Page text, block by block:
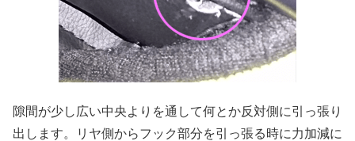
隙間が少し広い中央よりを通して何とか反対側に引っ張り
出します。リヤ側からフック部分を引っ張る時に力加減に